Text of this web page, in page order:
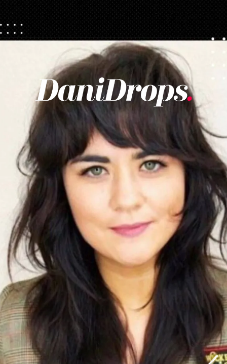
Apertura in corso